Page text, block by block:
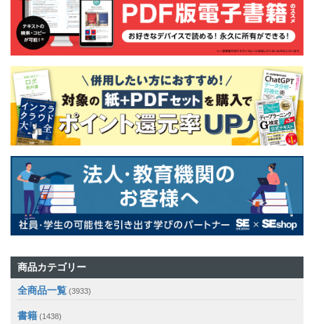
商品カテゴリー
全商品一覧 (3933)
書籍 (1438)